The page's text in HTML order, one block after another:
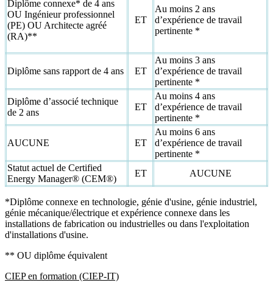
Diplôme connexe* de 4 ans
OU Ingénieur professionnel
(PE) OU Architecte agréé
(RA)**
ET
Au moins 2 ans
d’expérience de travail
pertinente *
Diplôme sans rapport de 4 ans ET
Au moins 3 ans
d’expérience de travail
pertinente *
Diplôme d’associé technique
de 2 ans
ET
Au moins 4 ans
d’expérience de travail
pertinente *
AUCUNE ET
Au moins 6 ans
d’expérience de travail
pertinente *
Statut actuel de Certified
Energy Manager® (CEM®)
ET AUCUNE
*Diplôme connexe en technologie, génie d'usine, génie industriel,
génie mécanique/électrique et expérience connexe dans les
installations de fabrication ou industrielles ou dans l'exploitation
d'installations d'usine.
** OU diplôme équivalent
CIEP en formation (CIEP-IT)